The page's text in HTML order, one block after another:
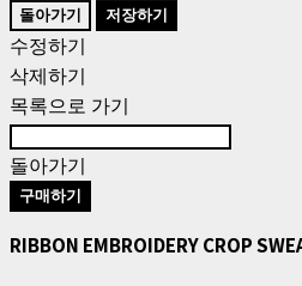
돌아가기 저장하기
수정하기
삭제하기
목록으로 가기
돌아가기
구매하기
RIBBON EMBROIDERY CROP